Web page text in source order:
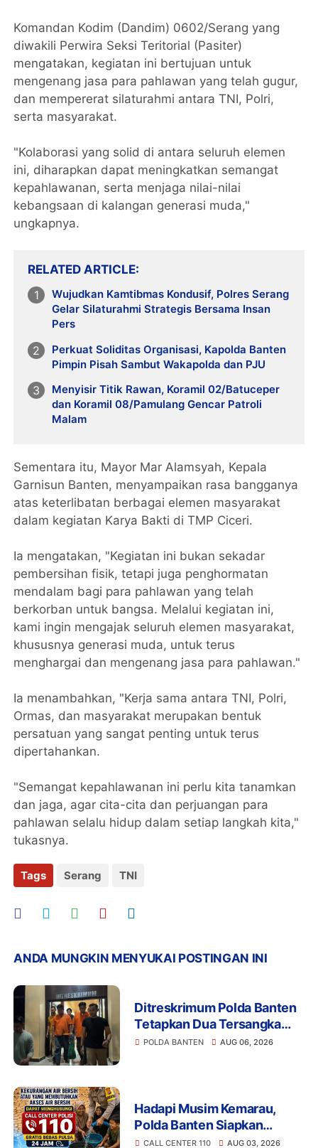
Komandan Kodim (Dandim) 0602/Serang yang
diwakili Perwira Seksi Teritorial (Pasiter)
mengatakan, kegiatan ini bertujuan untuk
mengenang jasa para pahlawan yang telah gugur,
dan mempererat silaturahmi antara TNI, Polri,
serta masyarakat.
"Kolaborasi yang solid di antara seluruh elemen
ini, diharapkan dapat meningkatkan semangat
kepahlawanan, serta menjaga nilai-nilai
kebangsaan di kalangan generasi muda,"
ungkapnya.
RELATED ARTICLE
Wujudkan Kamtibmas Kondusif, Polres Serang
Gelar Silaturahmi Strategis Bersama Insan
Pers
Perkuat Soliditas Organisasi, Kapolda Banten
Pimpin Pisah Sambut Wakapolda dan PJU
Menyisir Titik Rawan, Koramil 02/Batuceper
dan Koramil 08/Pamulang Gencar Patroli
Malam
Sementara itu, Mayor Mar Alamsyah, Kepala
Garnisun Banten, menyampaikan rasa bangganya
atas keterlibatan berbagai elemen masyarakat
dalam kegiatan Karya Bakti di TMP Ciceri.
Ia mengatakan, "Kegiatan ini bukan sekadar
pembersihan fisik, tetapi juga penghormatan
mendalam bagi para pahlawan yang telah
berkorban untuk bangsa. Melalui kegiatan ini,
kami ingin mengajak seluruh elemen masyarakat,
khususnya generasi muda, untuk terus
menghargai dan mengenang jasa para pahlawan."
Ia menambahkan, "Kerja sama antara TNI, Polri,
Ormas, dan masyarakat merupakan bentuk
persatuan yang sangat penting untuk terus
dipertahankan.
"Semangat kepahlawanan ini perlu kita tanamkan
dan jaga, agar cita-cita dan perjuangan para
pahlawan selalu hidup dalam setiap langkah kita,"
tukasnya.
Tags Serang TNI
ANDA MUNGKIN MENYUKAI POSTINGAN INI
Ditreskrimum Polda Banten
Tetapkan Dua Tersangka
Kasus Aksi Anarkis dan
POLDA BANTEN AUG 06, 2026
Hadapi Musim Kemarau,
Polda Banten Siapkan
Layanan Bantuan Air Bersih
CALL CENTER 110 AUG 03, 2026